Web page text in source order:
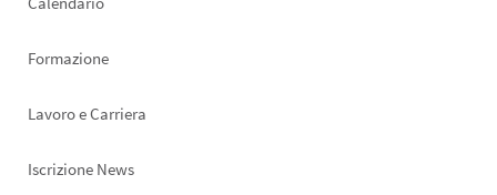
Formazione
Lavoro e Carriera
Iscrizione News